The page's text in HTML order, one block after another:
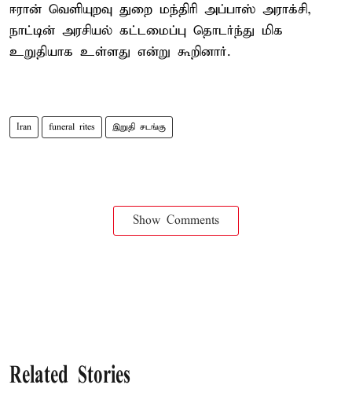
ஈரான் வெளியுறவு துறை மந்திரி அப்பாஸ் அராக்சி,
நாட்டின் அரசியல் கட்டமைப்பு தொடர்ந்து மிக
உறுதியாக உள்ளது என்று கூறினார்.
Iran funeral rites இறுதி சடங்கு
Show Comments
Related Stories